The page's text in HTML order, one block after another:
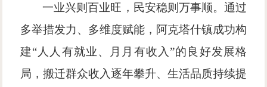
一业兴则百业旺，民安稳则万事顺。通过
多举措发力、多维度赋能，阿克塔什镇成功构
建“人人有就业、月月有收入”的良好发展格
局，搬迁群众收入逐年攀升、生活品质持续提